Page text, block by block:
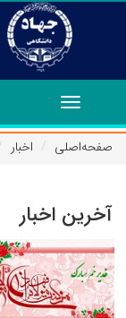
Toggle
navigation
صفحه‌اصلی
اخبار
آخرین اخبار